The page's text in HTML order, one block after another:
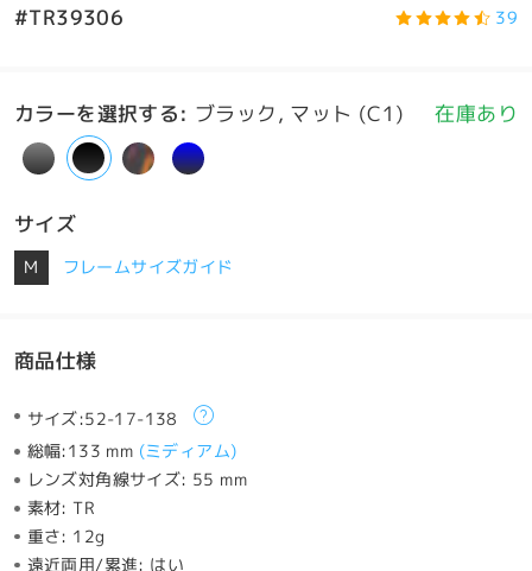
#TR39306 39
カラーを選択する: ブラック, マット (C1) 在庫あり
サイズ
M フレームサイズガイド
商品仕様
サイズ:52-17-138
総幅:133 mm (ミディアム)
レンズ対角線サイズ: 55 mm
素材:TR
重さ: 12g
遠近両用/累進: はい